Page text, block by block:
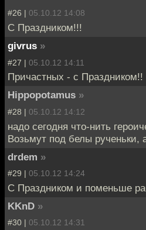
#26 | 05.10.12 14:08
С Праздником!!!
givrus »
#27 | 05.10.12 14:11
Причастных - с Праздником!!
Hippopotamus »
#28 | 05.10.12 14:12
надо сегодня что-нить
Возьмут под белы рученьки,
drdem »
#29 | 05.10.12 14:24
С Праздником и поменьше
KKnD »
#30 | 05.10.12 14:31